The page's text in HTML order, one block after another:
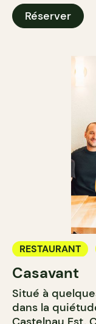
Réserver
RESTAURANT
BAR À VIN
Casavant
Situé à
dans la